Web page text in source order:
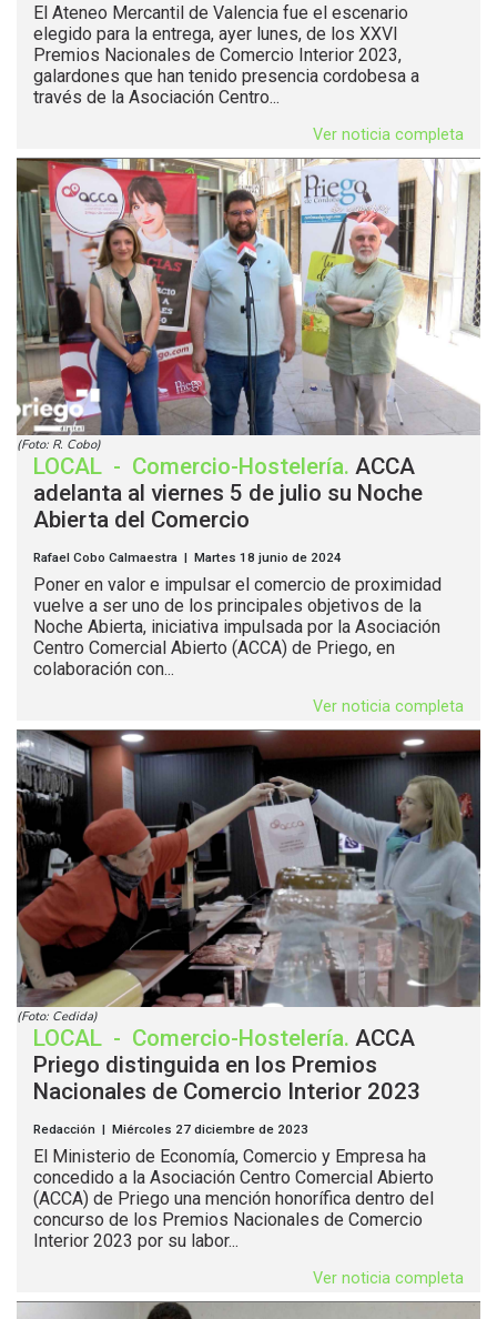
El Ateneo Mercantil de Valencia fue el escenario
elegido para la entrega, ayer lunes, de los XXVI
Premios Nacionales de Comercio Interior 2023,
galardones que han tenido presencia cordobesa a
través de la Asociación Centro...
Ver noticia completa
(Foto: R. Cobo)
LOCAL - Comercio-Hostelería. ACCA
adelanta al viernes 5 de julio su Noche
Abierta del Comercio
Rafael Cobo Calmaestra | Martes 18 junio de 2024
Poner en valor e impulsar el comercio de proximidad
vuelve a ser uno de los principales objetivos de la
Noche Abierta, iniciativa impulsada por la Asociación
Centro Comercial Abierto (ACCA) de Priego, en
colaboración con...
Ver noticia completa
(Foto: Cedida)
LOCAL - Comercio-Hostelería. ACCA
Priego distinguida en los Premios
Nacionales de Comercio Interior 2023
Redacción | Miércoles 27 diciembre de 2023
El Ministerio de Economía, Comercio y Empresa ha
concedido a la Asociación Centro Comercial Abierto
(ACCA) de Priego una mención honorífica dentro del
concurso de los Premios Nacionales de Comercio
Interior 2023 por su labor...
Ver noticia completa